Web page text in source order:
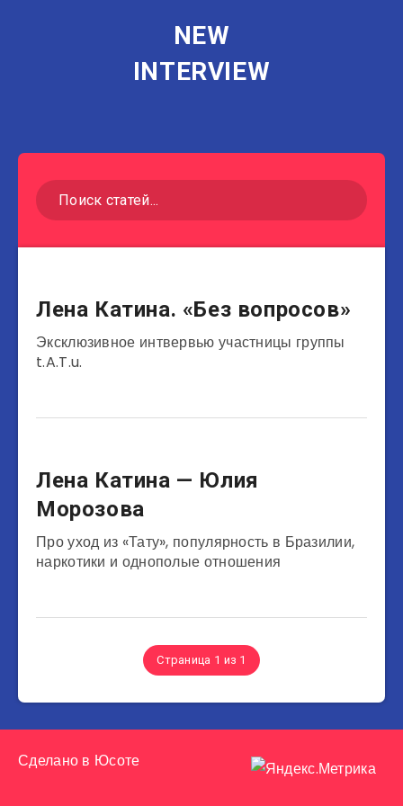
NEW
INTERVIEW
Музыканты
Лена Катина. «Без вопросов»
Эксклюзивное интвервью участницы группы
t.A.T.u.
Лена Катина — Юлия
Морозова
Про уход из «Тату», популярность в Бразилии,
наркотики и однополые отношения
Страница 1 из 1
Сделано в Юсоте